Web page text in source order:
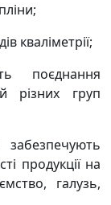
кваліметрії;
поєднання
різних груп
продукції на
галузь,